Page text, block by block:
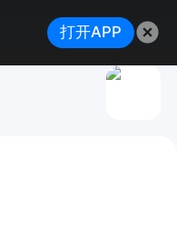
打开APP